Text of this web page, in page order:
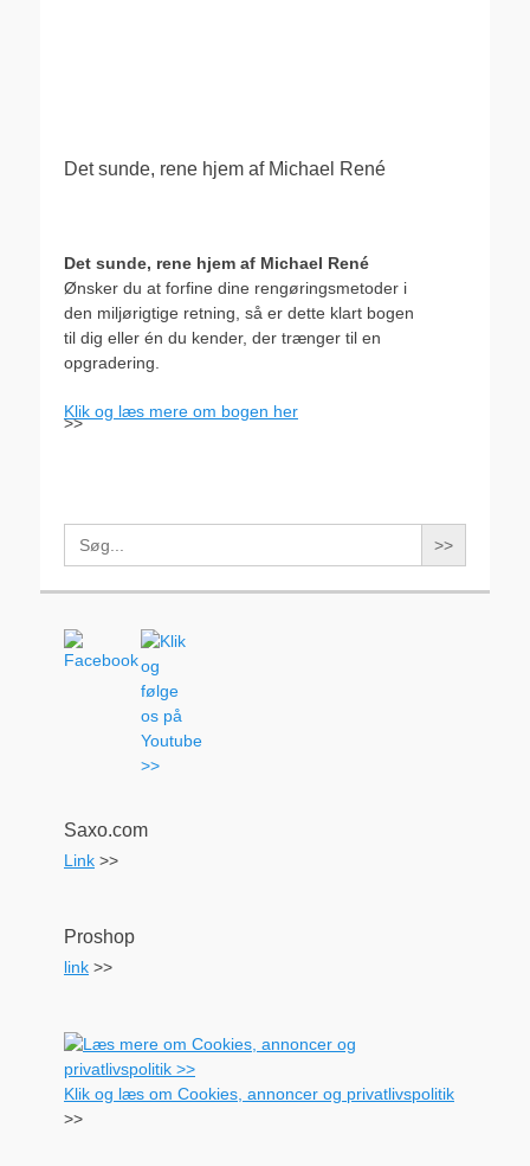
Det sunde, rene hjem af Michael René
Det sunde, rene hjem af Michael René
Ønsker du at forfine dine rengøringsmetoder i
den miljørigtige retning, så er dette klart bogen
til dig eller én du kender, der trænger til en
opgradering.
Klik og læs mere om bogen her
>>
Search
for:
Saxo.com
Link >>
Proshop
link >>
Klik og læs om Cookies, annoncer og privatlivspolitik
>>